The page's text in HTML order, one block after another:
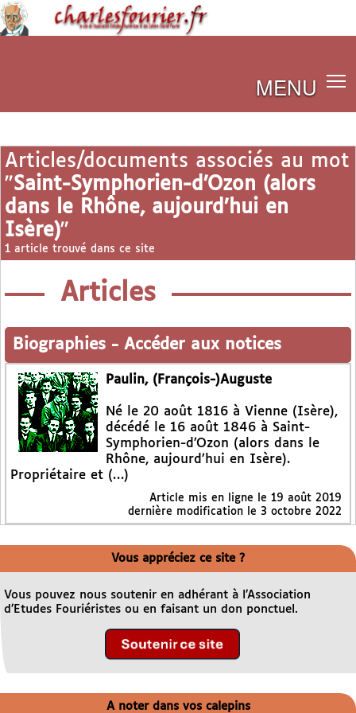
MENU
Articles/documents associés au mot
"Saint-Symphorien-d’Ozon (alors
dans le Rhône, aujourd’hui en
Isère)"
1 article trouvé dans ce site
Articles
Biographies - Accéder aux notices
Paulin, (François-)Auguste
Né le 20 août 1816 à Vienne (Isère),
décédé le 16 août 1846 à Saint-
Symphorien-d’Ozon (alors dans le
Rhône, aujourd’hui en Isère).
Propriétaire et (…)
Article mis en ligne le 19 août 2019
dernière modification le 3 octobre 2022
Vous appréciez ce site ?
Vous pouvez nous soutenir en adhérant à l’Association
d’Etudes Fouriéristes ou en faisant un don ponctuel.
A noter dans vos calepins